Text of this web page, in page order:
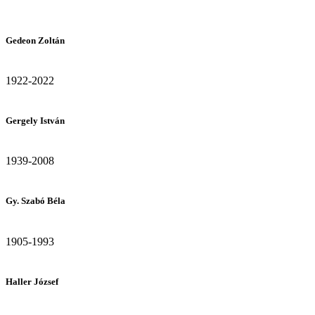
Gedeon Zoltán
1922-2022
Gergely István
1939-2008
Gy. Szabó Béla
1905-1993
Haller József